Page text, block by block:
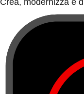
Crea, modernizza e